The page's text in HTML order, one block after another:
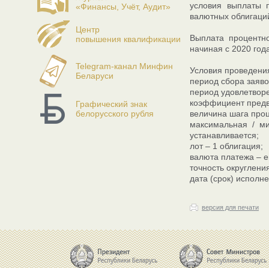
«Финансы, Учёт, Аудит»
Центр
повышения квалификации
Telegram-канал Минфин
Беларуси
Графический знак
белорусского рубля
условия выплаты
валютных
Выплата
начиная с 2020
Условия
период сбора
период
коэффициент
величина шага
максимальная /
устанавливается;
лот – 1 облигация;
валюта платежа –
точность
дата (срок)
версия для печати